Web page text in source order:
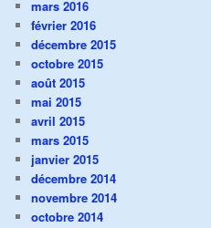
mars 2016
février 2016
décembre 2015
octobre 2015
août 2015
mai 2015
avril 2015
mars 2015
janvier 2015
décembre 2014
novembre 2014
octobre 2014